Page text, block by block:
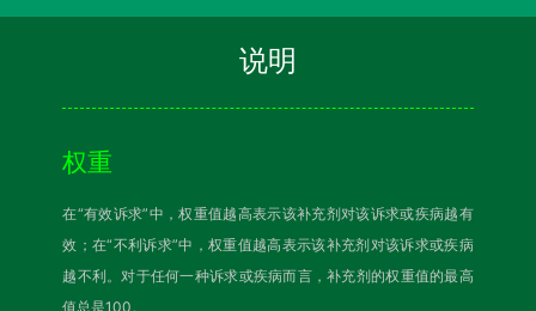
说明
权重
在“有效诉求”中，权重值越高表示该补充剂对该诉求或疾病越有
效；在“不利诉求”中，权重值越高表示该补充剂对该诉求或疾病
越不利。对于任何一种诉求或疾病而言，补充剂的权重值的最高
值总是100。